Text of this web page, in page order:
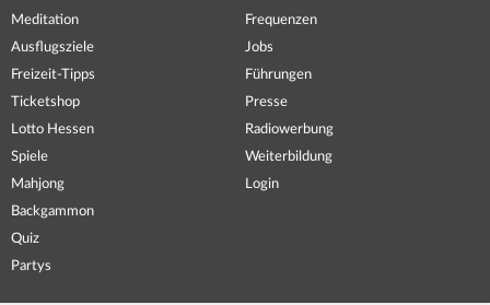
Meditation
Ausflugsziele
Freizeit-Tipps
Ticketshop
Lotto Hessen
Spiele
Mahjong
Backgammon
Quiz
Partys
Frequenzen
Jobs
Führungen
Presse
Radiowerbung
Weiterbildung
Login